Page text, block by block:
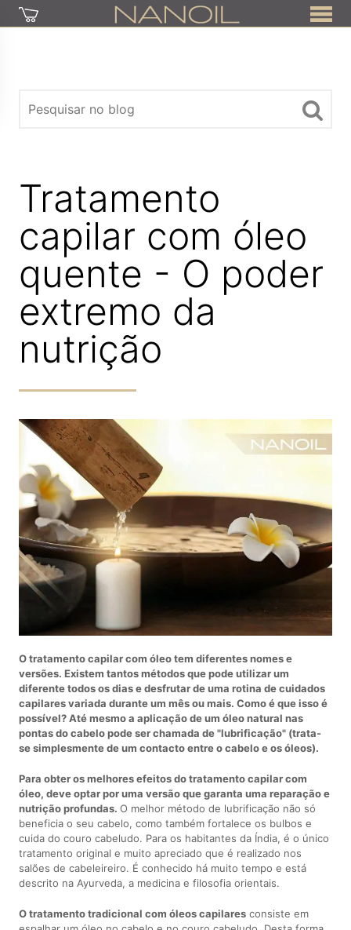
Tratamento
capilar com óleo
quente - O poder
extremo da
nutrição
O tratamento capilar com óleo tem diferentes nomes e
versões. Existem tantos métodos que pode utilizar um
diferente todos os dias e desfrutar de uma rotina de cuidados
capilares variada durante um mês ou mais. Como é que isso é
possível? Até mesmo a aplicação de um óleo natural nas
pontas do cabelo pode ser chamada de "lubrificação" (trata-
se simplesmente de um contacto entre o cabelo e os óleos).
Para obter os melhores efeitos do tratamento capilar com
óleo, deve optar por uma versão que garanta uma reparação e
nutrição profundas.O melhor método de lubrificação não só
beneficia o seu cabelo, como também fortalece os bulbos e
cuida do couro cabeludo. Para os habitantes da Índia, é o único
tratamento original e muito apreciado que é realizado nos
salões de cabeleireiro. É conhecido há muito tempo e está
descrito na Ayurveda, a medicina e filosofia orientais.
O tratamento tradicional com óleos capilares consiste em